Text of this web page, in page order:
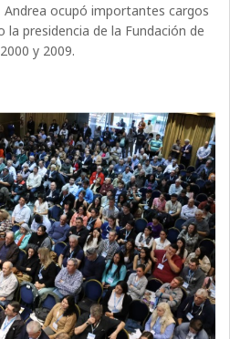
ocupó importantes cargos
la presidencia de la Fundación de
y 2009.